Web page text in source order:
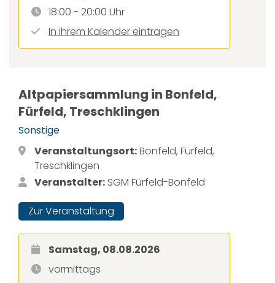
18:00 - 20:00 Uhr
In ihrem Kalender eintragen
Altpapiersammlung in Bonfeld,
Fürfeld, Treschklingen
Sonstige
Veranstaltungsort:Bonfeld, Fürfeld,
Treschklingen
Veranstalter: SGM Fürfeld-Bonfeld
Zur Veranstaltung
Samstag, 08.08.2026
vormittags